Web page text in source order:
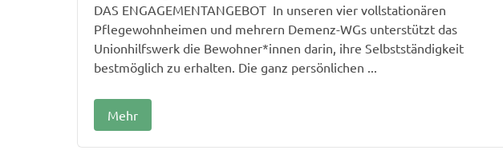
DAS ENGAGEMENTANGEBOT In unseren vier vollstationären
Pflegewohnheimen und mehrern Demenz-WGs unterstützt das
Unionhilfswerk die Bewohner*innen darin, ihre Selbstständigkeit
bestmöglich zu erhalten. Die ganz persönlichen ...
Mehr